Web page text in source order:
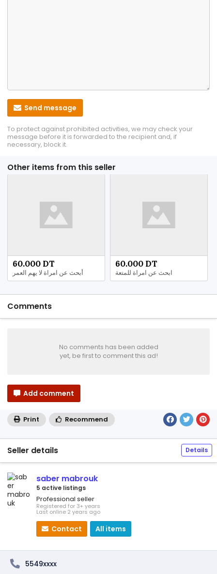
Send message
To protect against prohibited activities, we may check your
message before it is forwarded to the recipient and, if
necessary, block it.
Other items from this seller
60.000 DT
أبحث عن امراة لا يهم العمر
60.000 DT
ابحث عن امراة للمتعة
Comments
No comments has been added
yet, be first to comment this ad!
Add comment
Print Recommend
Seller details Details
saber mabrouk
5 active listings
Professional seller
Registered for 3+ years
Last online 2 years ago
Contact All items
5549xxxx